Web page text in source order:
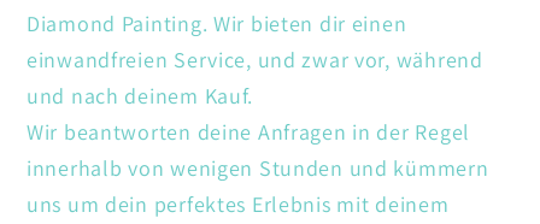
Diamond Painting. Wir bieten dir einen
einwandfreien Service, und zwar vor, während
und nach deinem Kauf.
Wir beantworten deine Anfragen in der Regel
innerhalb von wenigen Stunden und kümmern
uns um dein perfektes Erlebnis mit deinem